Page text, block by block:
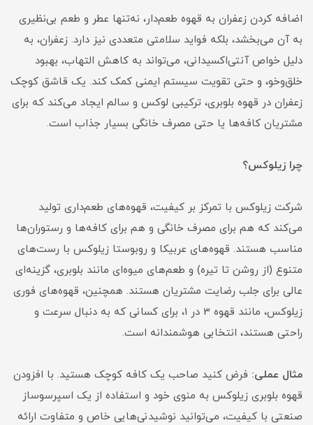
اضافه کردن زعفران به قهوه طعم‌دار، نه‌تنها عطر و طعم بی‌نظیری
به آن می‌بخشد، بلکه فواید سلامتی متعددی نیز دارد. زعفران، به
دلیل خواص آنتی‌اکسیدانی، می‌تواند به کاهش التهاب، بهبود
خلق‌وخو، و حتی تقویت سیستم ایمنی کمک کند. یک قاشق کوچک
زعفران در قهوه بلوبری، ترکیبی لوکس و سالم ایجاد می‌کند که برای
مشتریان کافه‌ها یا حتی مصرف خانگی بسیار جذاب است.
چرا زیلوکس؟
شرکت زیلوکس با تمرکز بر کیفیت، قهوه‌های طعم‌داری تولید
می‌کند که هم برای مصرف خانگی و هم برای کافه‌ها و رستوران‌ها
مناسب هستند. قهوه‌های عربیکا و روبوستا زیلوکس با رست‌های
متنوع (از روشن تا تیره) و طعم‌های میوه‌ای مانند بلوبری، گزینه‌ای
عالی برای جلب رضایت مشتریان هستند. همچنین، قهوه‌های فوری
زیلوکس، مانند قهوه 3 در 1، برای کسانی که به دنبال سرعت و
راحتی هستند، انتخابی هوشمندانه است.
مثال عملی: فرض کنید صاحب یک کافه کوچک هستید. با افزودن
قهوه بلوبری زیلوکس به منوی خود و استفاده از یک اسپرسوساز
صنعتی با کیفیت، می‌توانید نوشیدنی‌هایی خاص و متفاوت ارائه